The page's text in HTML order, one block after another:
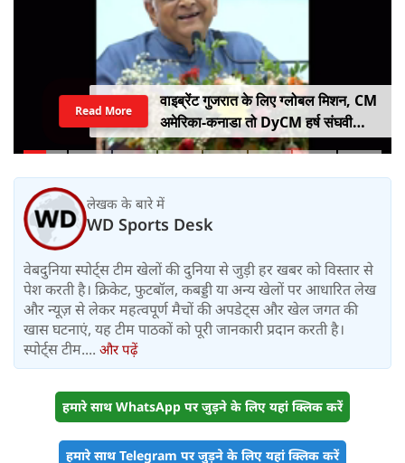
वाइब्रेंट गुजरात के लिए ग्लोबल मिशन, CM
अमेरिका-कनाडा तो DyCM हर्ष संघवी
संभालेंगे जापान-यूरोप का मोर्चा
Read More
लेखक के बारे में
WD Sports Desk
वेबदुनिया स्पोर्ट्स टीम खेलों की दुनिया से जुड़ी हर खबर को विस्तार से
पेश करती है। क्रिकेट, फुटबॉल, कबड्डी या अन्य खेलों पर आधारित लेख
और न्यूज़ से लेकर महत्वपूर्ण मैचों की अपडेट्स और खेल जगत की
खास घटनाएं, यह टीम पाठकों को पूरी जानकारी प्रदान करती है।
स्पोर्ट्स टीम.... और पढ़ें
हमारे साथ WhatsApp पर जुड़ने के लिए यहां क्लिक करें
हमारे साथ Telegram पर जुड़ने के लिए यहां क्लिक करें